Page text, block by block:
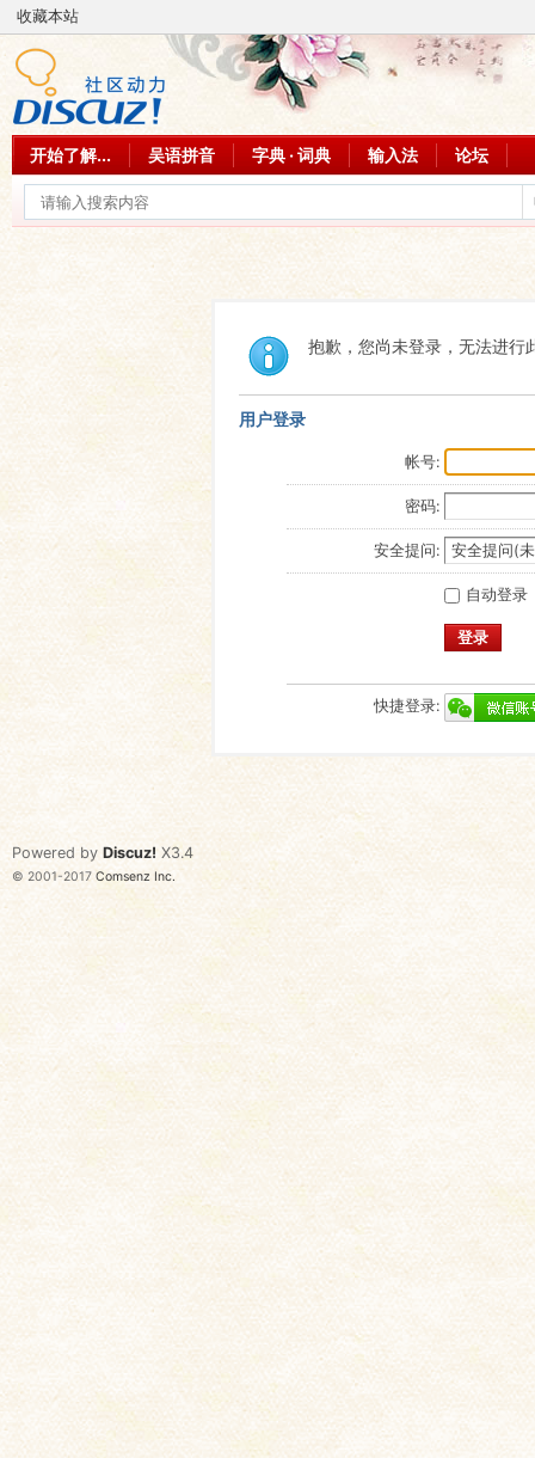
收藏本站
开始了解... 吴语拼音 字典 · 词典 输入法 论坛
抱歉，您尚未登录，无法进行
用户登录
帐号:
密码:
安全提问:
自动登录
登录
快捷登录:
Powered by Discuz! X3.4
© 2001-2017 Comsenz Inc.